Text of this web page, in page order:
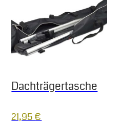
Dachträgertasche
21,95€